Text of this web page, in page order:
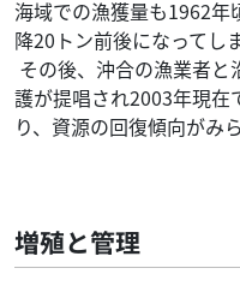
海域での漁獲量も1962
降20トン前後になってし
その後、沖合の漁業者
護が提唱され2003年現在
り、資源の回復傾向がみ
増殖と管理